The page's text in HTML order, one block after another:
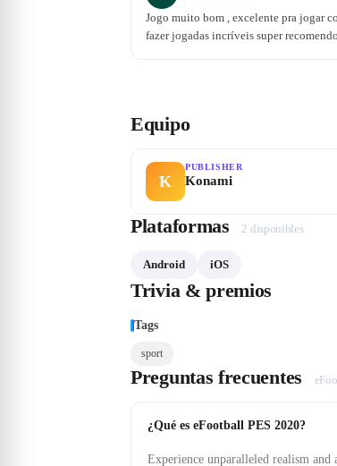
Jogo muito bom , excelente pra jogar
fazer jogadas incríveis super recomendo
Equipo
K
PUBLISHER
Konami
Plataformas 2 disponibles
Android iOS
Trivia & premios
Tags
sport
Preguntas frecuentes
¿Qué es eFootball PES 2020?
Experience unparalleled realism